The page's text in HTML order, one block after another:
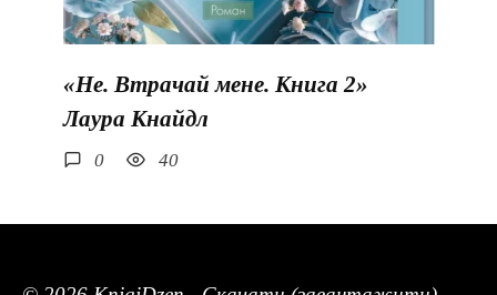
«Не. Втрачай мене. Книга 2»
Лаура Кнайдл
0 40